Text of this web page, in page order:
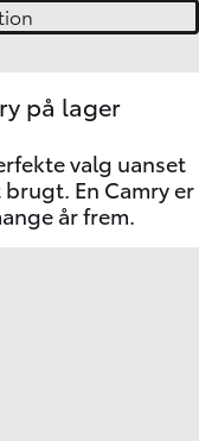
på lager
valg uanset
En Camry er
år frem.